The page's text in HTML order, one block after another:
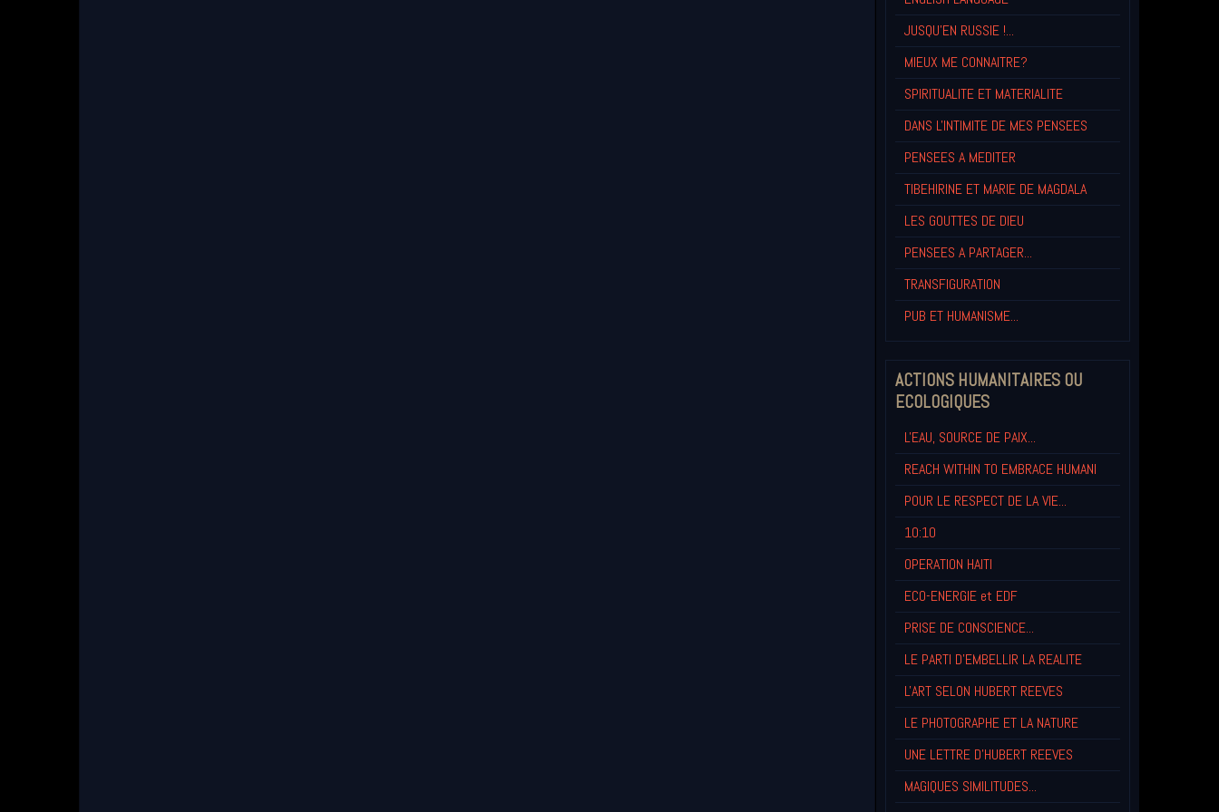
JUSQU'EN RUSSIE !...
MIEUX ME CONNAITRE?
SPIRITUALITE ET MATERIALITE
DANS L'INTIMITE DE MES PENSEES
PENSEES A MEDITER
TIBEHIRINE ET MARIE DE MAGDALA
LES GOUTTES DE DIEU
PENSEES A PARTAGER...
TRANSFIGURATION
PUB ET HUMANISME...
ACTIONS HUMANITAIRES OU
ECOLOGIQUES
L'EAU, SOURCE DE PAIX...
REACH WITHIN TO EMBRACE HUMANI
POUR LE RESPECT DE LA VIE...
10:10
OPERATION HAITI
ECO-ENERGIE et EDF
PRISE DE CONSCIENCE...
LE PARTI D'EMBELLIR LA REALITE
L'ART SELON HUBERT REEVES
LE PHOTOGRAPHE ET LA NATURE
UNE LETTRE D'HUBERT REEVES
MAGIQUES SIMILITUDES...